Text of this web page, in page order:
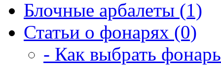
Блочные арбалеты (1)
Статьи о фонарях (0)
- Как выбрать